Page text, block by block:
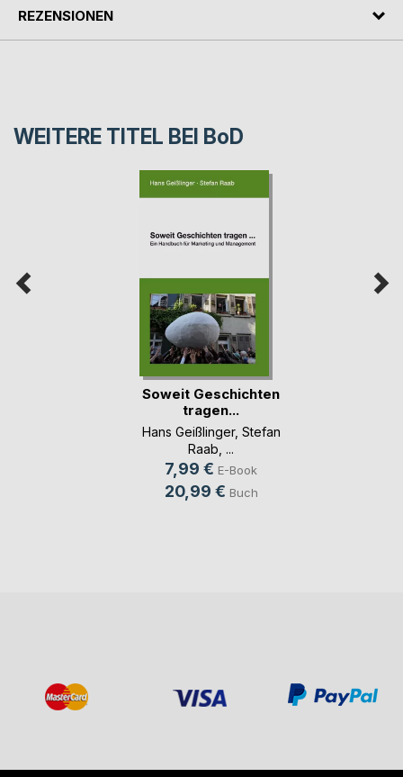
REZENSIONEN
WEITERE TITEL BEI BoD
Soweit Geschichten
tragen...
Hans Geißlinger, Stefan
Raab , ...
7,99 € E-Book
20,99 € Buch